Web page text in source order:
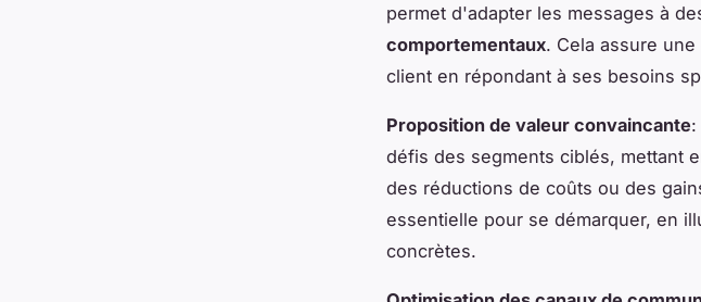
permet d'adapter les messages à
comportementaux. Cela assure
client en répondant à ses besoins
Proposition de valeur convaincante
défis des segments ciblés, mettant
des réductions de coûts ou des
essentielle pour se démarquer, en
concrètes.